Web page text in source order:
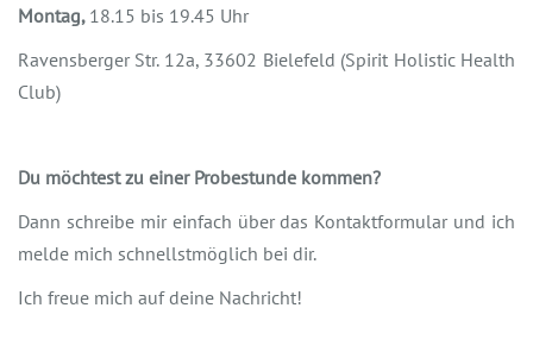
Montag, 18.15 bis 19.45 Uhr
Ravensberger Str. 12a, 33602 Bielefeld (Spirit Holistic Health
Club)
Du möchtest zu einer Probestunde kommen?
Dann schreibe mir einfach über das Kontaktformular und ich
melde mich schnellstmöglich bei dir.
Ich freue mich auf deine Nachricht!